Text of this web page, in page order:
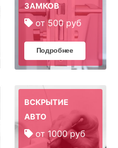
ЗАМКОВ
от 500 руб
Подробнее
ВСКРЫТИЕ
АВТО
от 1000 руб